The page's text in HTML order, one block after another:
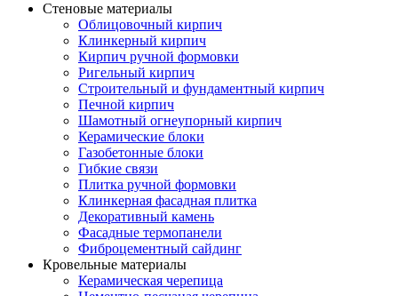
Стеновые материалы
Облицовочный кирпич
Клинкерный кирпич
Кирпич ручной формовки
Ригельный кирпич
Строительный и фундаментный кирпич
Печной кирпич
Шамотный огнеупорный кирпич
Керамические блоки
Газобетонные блоки
Гибкие связи
Плитка ручной формовки
Клинкерная фасадная плитка
Декоративный камень
Фасадные термопанели
Фиброцементный сайдинг
Кровельные материалы
Керамическая черепица